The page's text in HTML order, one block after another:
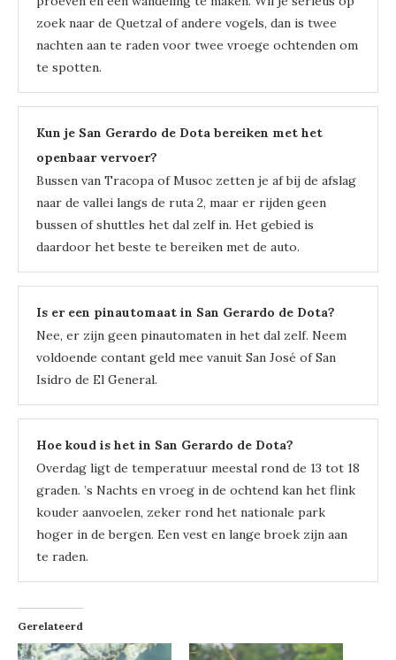
zoek naar de Quetzal of andere vogels, dan is twee
nachten aan te raden voor twee vroege ochtenden om
te spotten.
Kun je San Gerardo de Dota bereiken met het
openbaar vervoer?
Bussen van Tracopa of Musoc zetten je af bij de afslag
naar de vallei langs de ruta 2, maar er rijden geen
bussen of shuttles het dal zelf in. Het gebied is
daardoor het beste te bereiken met de auto.
Is er een pinautomaat in San Gerardo de Dota?
Nee, er zijn geen pinautomaten in het dal zelf. Neem
voldoende contant geld mee vanuit San José of San
Isidro de El General.
Hoe koud is het in San Gerardo de Dota?
Overdag ligt de temperatuur meestal rond de 13 tot 18
graden. ’s Nachts en vroeg in de ochtend kan het flink
kouder aanvoelen, zeker rond het nationale park
hoger in de bergen. Een vest en lange broek zijn aan
te raden.
Gerelateerd